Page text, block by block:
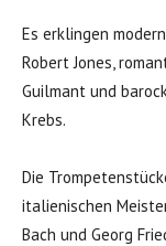
Es erklingen
Robert Jones,
Guilmant und
Krebs.
Die
italienischen
Bach und Georg